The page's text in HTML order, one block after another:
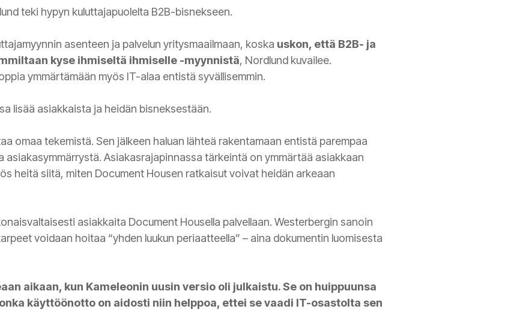
teki hypyn kuluttajapuolelta B2B-bisnekseen.
asenteen ja palvelun yritysmaailmaan, koska uskon, että B2B- ja
kyse ihmiseltä ihmiselle -myynnistä, Nordlund kuvailee.
ymmärtämään myös IT-alaa entistä syvällisemmin.
lisää asiakkaista ja heidän bisneksestään.
omaa tekemistä. Sen jälkeen haluan lähteä rakentamaan entistä parempaa
asiakasymmärrystä. Asiakasrajapinnassa tärkeintä on ymmärtää asiakkaan
heitä siitä, miten Document Housen ratkaisut voivat heidän arkeaan
asiakkaita Document Housella palvellaan. Westerbergin sanoin
voidaan hoitaa “yhden luukun periaatteella” – aina dokumentin luomisesta
aikaan, kun Kameleonin uusin versio oli julkaistu. Se on huippuunsa
käyttöönotto on aidosti niin helppoa, ettei se vaadi IT-osastolta sen